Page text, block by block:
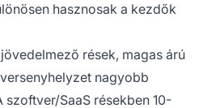
hasznosak a kezdők
jövedelmező rések, magas árú
nagyobb
szoftver/SaaS résekben 10-